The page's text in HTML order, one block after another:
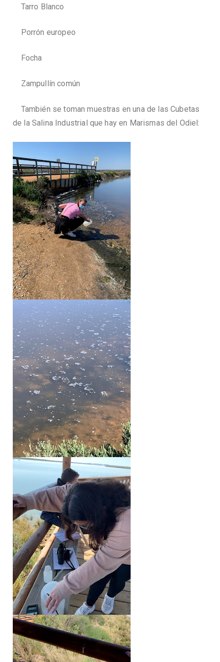
Tarro Blanco
Porrón europeo
Focha
Zampullín común
También se toman muestras en una de las Cubetas
de la Salina Industrial que hay en Marismas del Odiel: